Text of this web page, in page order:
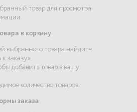
товар для просмотра
в корзину
выбранного товара найдите
заказу».
добавить товар в вашу
количество товаров.
заказа